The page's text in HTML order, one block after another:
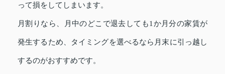
って損をしてしまいます。
月割りなら、月中のどこで退去しても1か月分の家賃が
発生するため、タイミングを選べるなら月末に引っ越し
するのがおすすめです。